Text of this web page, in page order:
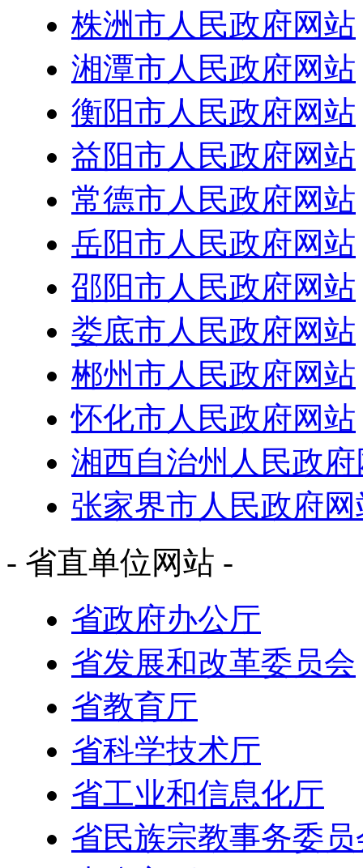
株洲市人民政府网站
湘潭市人民政府网站
衡阳市人民政府网站
益阳市人民政府网站
常德市人民政府网站
岳阳市人民政府网站
邵阳市人民政府网站
娄底市人民政府网站
郴州市人民政府网站
怀化市人民政府网站
湘西自治州人民政
张家界市人民政府网
- 省直单位网站 -
省政府办公厅
省发展和改革委员会
省教育厅
省科学技术厅
省工业和信息化厅
省民族宗教事务委员